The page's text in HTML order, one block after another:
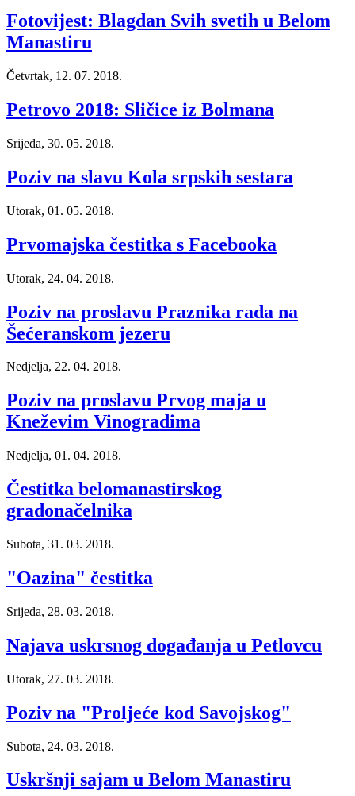
Fotovijest: Blagdan Svih svetih u Belom
Manastiru
Četvrtak, 12. 07. 2018.
Petrovo 2018: Sličice iz Bolmana
Srijeda, 30. 05. 2018.
Poziv na slavu Kola srpskih sestara
Utorak, 01. 05. 2018.
Prvomajska čestitka s Facebooka
Utorak, 24. 04. 2018.
Poziv na proslavu Praznika rada na
Šećeranskom jezeru
Nedjelja, 22. 04. 2018.
Poziv na proslavu Prvog maja u
Kneževim Vinogradima
Nedjelja, 01. 04. 2018.
Čestitka belomanastirskog
gradonačelnika
Subota, 31. 03. 2018.
"Oazina" čestitka
Srijeda, 28. 03. 2018.
Najava uskrsnog događanja u Petlovcu
Utorak, 27. 03. 2018.
Poziv na "Proljeće kod Savojskog"
Subota, 24. 03. 2018.
Uskršnji sajam u Belom Manastiru